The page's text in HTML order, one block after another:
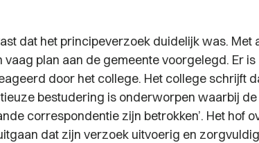
dat het principeverzoek duidelijk was. Met
plan aan de gemeente voorgelegd. Er is
door het college. Het college schrijft
bestudering is onderworpen waarbij
correspondentie zijn betrokken’. Het hof
dat zijn verzoek uitvoerig en